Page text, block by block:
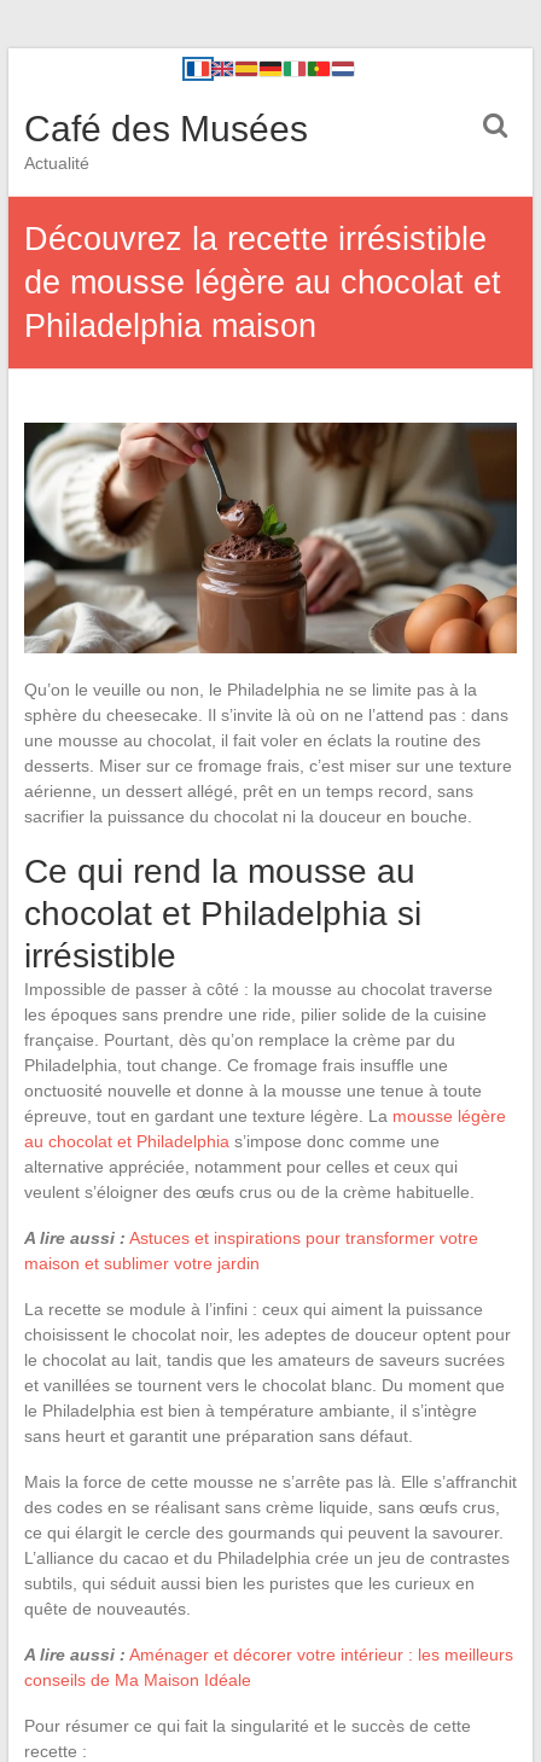
Café des Musées
Actualité
Découvrez la recette irrésistible
de mousse légère au chocolat et
Philadelphia maison
Qu’on le veuille ou non, le Philadelphia ne se limite pas à la
sphère du cheesecake. Il s’invite là où on ne l’attend pas : dans
une mousse au chocolat, il fait voler en éclats la routine des
desserts. Miser sur ce fromage frais, c’est miser sur une texture
aérienne, un dessert allégé, prêt en un temps record, sans
sacrifier la puissance du chocolat ni la douceur en bouche.
Ce qui rend la mousse au
chocolat et Philadelphia si
irrésistible
Impossible de passer à côté : la mousse au chocolat traverse
les époques sans prendre une ride, pilier solide de la cuisine
française. Pourtant, dès qu’on remplace la crème par du
Philadelphia, tout change. Ce fromage frais insuffle une
onctuosité nouvelle et donne à la mousse une tenue à toute
épreuve, tout en gardant une texture légère. La mousse légère
au chocolat et Philadelphia s’impose donc comme une
alternative appréciée, notamment pour celles et ceux qui
veulent s’éloigner des œufs crus ou de la crème habituelle.
A lire aussi : Astuces et inspirations pour transformer votre
maison et sublimer votre jardin
La recette se module à l’infini : ceux qui aiment la puissance
choisissent le chocolat noir, les adeptes de douceur optent pour
le chocolat au lait, tandis que les amateurs de saveurs sucrées
et vanillées se tournent vers le chocolat blanc. Du moment que
le Philadelphia est bien à température ambiante, il s’intègre
sans heurt et garantit une préparation sans défaut.
Mais la force de cette mousse ne s’arrête pas là. Elle s’affranchit
des codes en se réalisant sans crème liquide, sans œufs crus,
ce qui élargit le cercle des gourmands qui peuvent la savourer.
L’alliance du cacao et du Philadelphia crée un jeu de contrastes
subtils, qui séduit aussi bien les puristes que les curieux en
quête de nouveautés.
A lire aussi : Aménager et décorer votre intérieur : les meilleurs
conseils de Ma Maison Idéale
Pour résumer ce qui fait la singularité et le succès de cette
recette :